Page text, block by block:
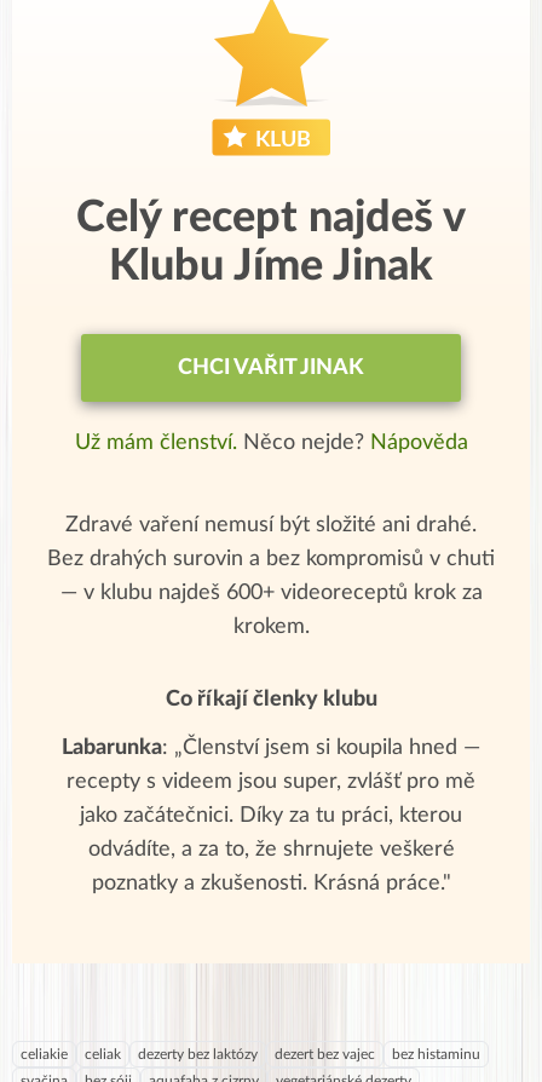
Celý recept najdeš v
Klubu Jíme Jinak
CHCI VAŘIT JINAK
Už mám členství. Něco nejde? Nápověda
Zdravé vaření nemusí být složité ani drahé.
Bez drahých surovin a bez kompromisů v chuti
— v klubu najdeš 600+ videoreceptů krok za
krokem.
Co říkají členky klubu
Labarunka: „Členství jsem si koupila hned —
recepty s videem jsou super, zvlášť pro mě
jako začátečnici. Díky za tu práci, kterou
odvádíte, a za to, že shrnujete veškeré
poznatky a zkušenosti. Krásná práce."
celiakie celiak dezerty bez laktózy dezert bez vajec
bez histaminu